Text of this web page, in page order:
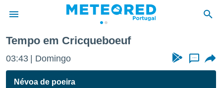
da
foi
Tempo em Cricqueboeuf
03:43 Domingo ...
Névoa de poeira